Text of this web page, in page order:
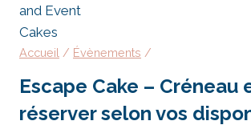
Accueil / Évènements /
Escape Cake – Créneau
réserver selon vos